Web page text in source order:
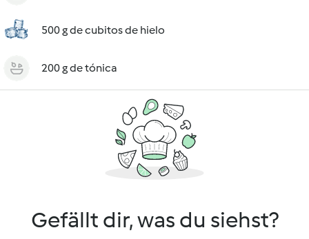
500 g de cubitos de hielo
200 g de tónica
Gefällt dir, was du siehst?